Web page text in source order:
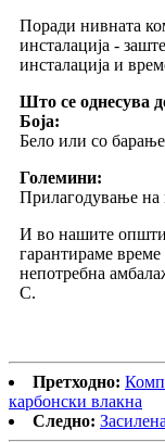
Поради нивната
инсталација -
инсталација и
Што се однесува
Боја:
Бело или со
Големини:
Прилагодување на
И во нашите
гарантираме
непотребна
C.
Претходно:
карбонски влакна
Следно: